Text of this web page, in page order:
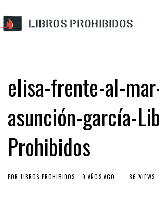
elisa-frente-al-
asunción-garcía-
Prohibidos
POR LIBROS PROHIBIDOS 9 AÑOS AGO 86 VIEWS